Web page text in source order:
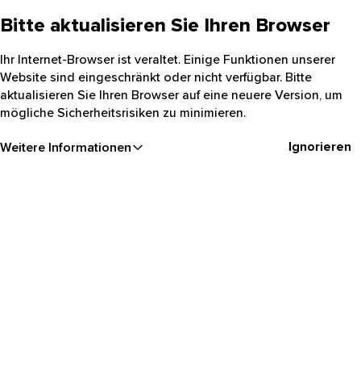
Bitte aktualisieren Sie Ihren Browser
Ihr Internet-Browser ist veraltet. Einige Funktionen unserer
Website sind eingeschränkt oder nicht verfügbar. Bitte
aktualisieren Sie Ihren Browser auf eine neuere Version, um
mögliche Sicherheitsrisiken zu minimieren.
Weitere Informationen Ignorieren